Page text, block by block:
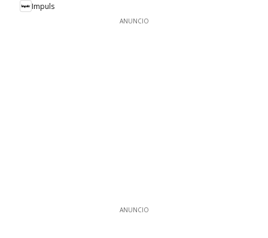
Impuls
ANUNCIO
ANUNCIO